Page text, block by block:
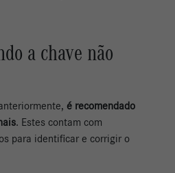
a chave não
é recomendado
. Estes contam com
para identificar e corrigir o